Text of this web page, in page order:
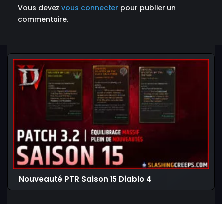
Vous devez vous connecter pour publier un
commentaire.
Nouveauté PTR Saison 15 Diablo 4